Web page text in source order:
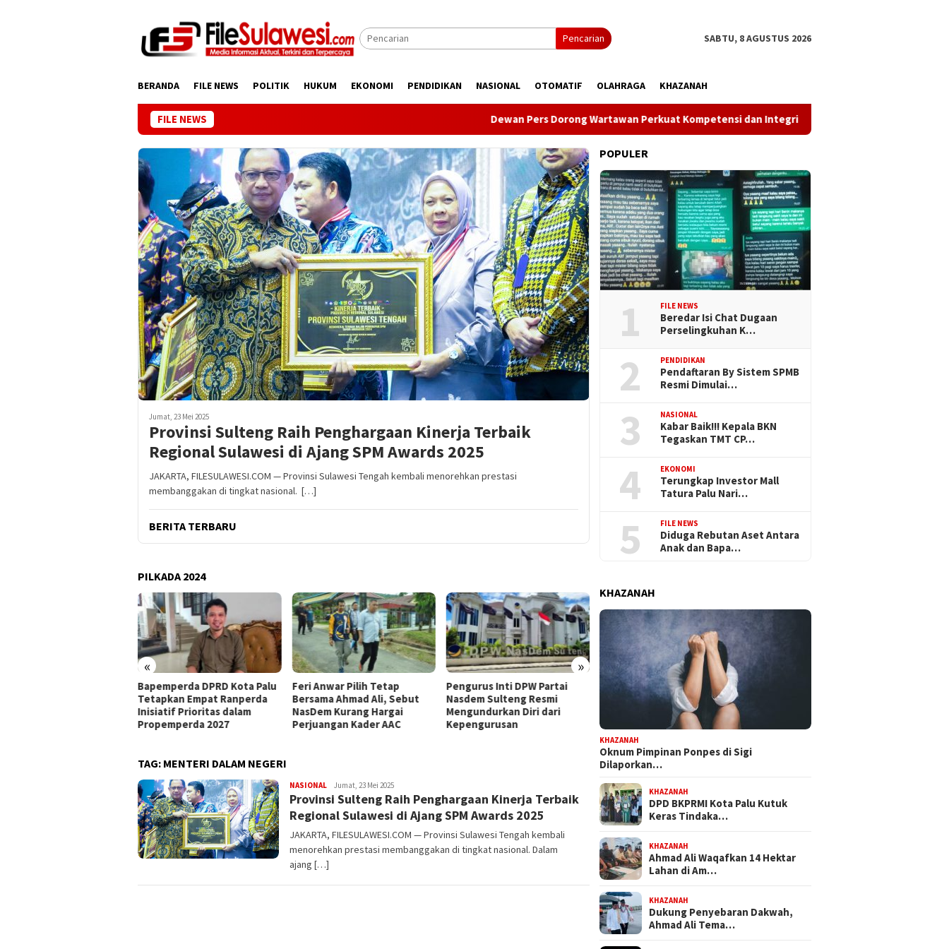
Pencarian SABTU, 8 AGUSTUS 2026
BERANDA FILE NEWS POLITIK HUKUM EKONOMI PENDIDIKAN NASIONAL OTOMATIF OLAHRAGA KHAZANAH
FILE NEWS Dewan Pers Dorong Wartawan Perkuat Kompetensi dan Integritas di Era Digital
Jumat, 23 Mei 2025
Provinsi Sulteng Raih Penghargaan Kinerja Terbaik
Regional Sulawesi di Ajang SPM Awards 2025
JAKARTA, FILESULAWESI.COM — Provinsi Sulawesi Tengah kembali menorehkan prestasi
membanggakan di tingkat nasional. […]
BERITA TERBARU
PILKADA 2024
« »
Feri Anwar Pilih Tetap
Bersama Ahmad Ali, Sebut
NasDem Kurang Hargai
Perjuangan Kader AAC
Pengurus Inti DPW Partai
Nasdem Sulteng Resmi
Mengundurkan Diri dari
Kepengurusan
Komisi III DPRD Sulteng
Turun ke PT CPM, Isu
Pencemaran hingga
Kontribusi PAD Jadi Sorotan
Dapat Mandat PKB, H Nanang
Persiapkan Diri Hadapi
Pilwalkot Palu 2029
Propemperda 2027
TAG: MENTERI DALAM NEGERI
NASIONAL FILESULAWESI
Jumat, 23 Mei 2025
Provinsi Sulteng Raih Penghargaan Kinerja Terbaik
Regional Sulawesi di Ajang SPM Awards 2025
JAKARTA, FILESULAWESI.COM — Provinsi Sulawesi Tengah kembali
menorehkan prestasi membanggakan di tingkat nasional. Dalam
ajang […]
POPULER
1 FILE NEWS
Beredar Isi Chat Dugaan
Perselingkuhan K…
2 PENDIDIKAN
Pendaftaran By Sistem SPMB
Resmi Dimulai…
3 NASIONAL
Kabar Baik!!! Kepala BKN
Tegaskan TMT CP…
4 EKONOMI
Terungkap Investor Mall
Tatura Palu Nari…
5 FILE NEWS
Diduga Rebutan Aset Antara
Anak dan Bapa…
KHAZANAH
KHAZANAH
Oknum Pimpinan Ponpes di Sigi
Dilaporkan…
KHAZANAH
DPD BKPRMI Kota Palu Kutuk
Keras Tindaka…
KHAZANAH
Ahmad Ali Waqafkan 14 Hektar
Lahan di Am…
KHAZANAH
Dukung Penyebaran Dakwah,
Ahmad Ali Tema…